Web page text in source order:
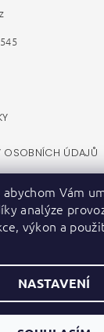
OSOBNÍCH ÚDAJŮ
abychom Vám
analýze
výkon a
NASTAVENÍ